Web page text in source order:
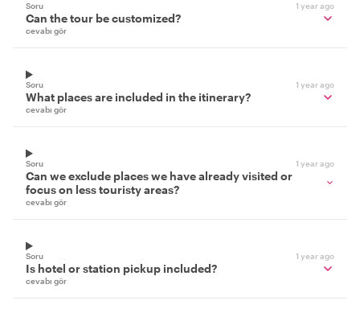
Soru 1 year ago
Can the tour be customized?
cevabı gör
Soru 1 year ago
What places are included in the itinerary?
cevabı gör
Soru 1 year ago
Can we exclude places we have already visited or
focus on less touristy areas?
cevabı gör
Soru 1 year ago
Is hotel or station pickup included?
cevabı gör